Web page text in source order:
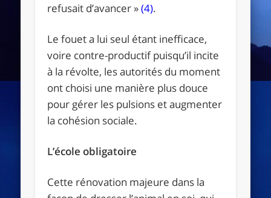
refusait d’avancer »(4).
Le fouet a lui seul étant inefficace,
voire contre-productif puisqu’il incite
à la révolte, les autorités du moment
ont choisi une manière plus douce
pour gérer les pulsions et augmenter
la cohésion sociale.
L’école obligatoire
Cette rénovation majeure dans la